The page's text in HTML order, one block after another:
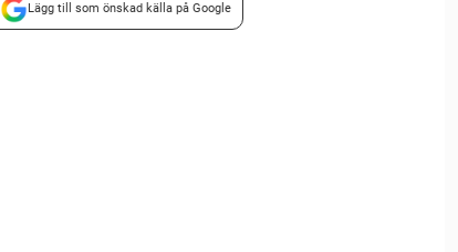
Lägg till som önskad källa på Google